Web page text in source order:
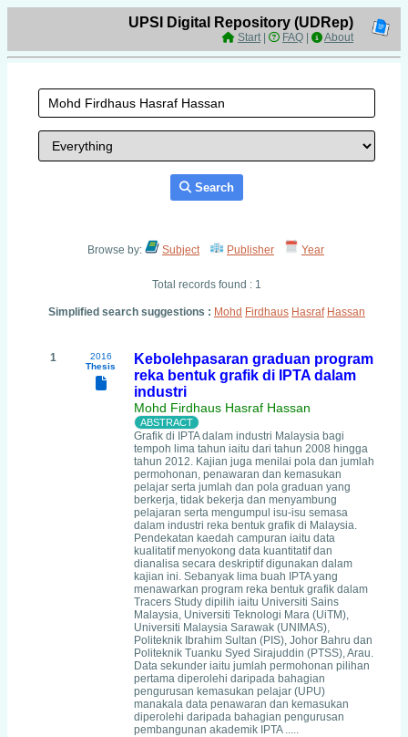
UPSI Digital Repository (UDRep)
Start| FAQ About
Search
Browse by: Subject Publisher Year
Total records found : 1
Simplified search suggestions : Mohd Firdhaus Hasraf Hassan
1
2016
Thesis
Kebolehpasaran graduan program
reka bentuk grafik di IPTA dalam
industri
Mohd Firdhaus Hasraf Hassan
Grafik di IPTA dalam industri Malaysia bagi
tempoh lima tahun iaitu dari tahun 2008 hingga
tahun 2012. Kajian juga menilai pola dan jumlah
permohonan, penawaran dan kemasukan
pelajar serta jumlah dan pola graduan yang
berkerja, tidak bekerja dan menyambung
pelajaran serta mengumpul isu-isu semasa
dalam industri reka bentuk grafik di Malaysia.
Pendekatan kaedah campuran iaitu data
kualitatif menyokong data kuantitatif dan
dianalisa secara deskriptif digunakan dalam
kajian ini. Sebanyak lima buah IPTA yang
menawarkan program reka bentuk grafik dalam
Tracers Study dipilih iaitu Universiti Sains
Malaysia, Universiti Teknologi Mara (UiTM),
Universiti Malaysia Sarawak (UNIMAS),
Politeknik Ibrahim Sultan (PIS), Johor Bahru dan
Politeknik Tuanku Syed Sirajuddin (PTSS), Arau.
Data sekunder iaitu jumlah permohonan pilihan
pertama diperolehi daripada bahagian
pengurusan kemasukan pelajar (UPU)
manakala data penawaran dan kemasukan
diperolehi daripada bahagian pengurusan
pembangunan akademik IPTA .....